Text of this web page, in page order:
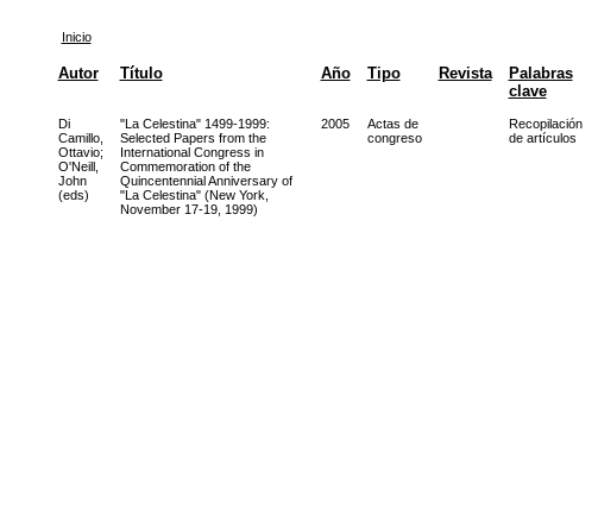
Inicio
Autor Título Año Tipo Revista
Palabras
clave
Di
Camillo,
Ottavio;
O'Neill,
John
(eds)
"La Celestina" 1499-1999:
Selected Papers from the
International Congress in
Commemoration of the
Quincentennial Anniversary of
"La Celestina" (New York,
November 17-19, 1999)
2005
Actas de
congreso
Recopilación
de artículos